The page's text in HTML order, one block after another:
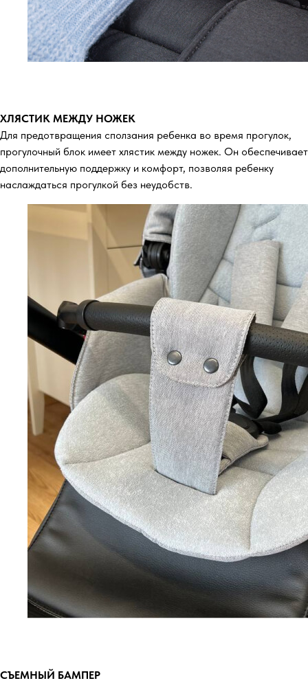
ХЛЯСТИК МЕЖДУ НОЖЕК
Для предотвращения сползания ребенка во время прогулок,
прогулочный блок имеет хлястик между ножек. Он обеспечивает
дополнительную поддержку и комфорт, позволяя ребенку
наслаждаться прогулкой без неудобств.
СЪЕМНЫЙ БАМПЕР